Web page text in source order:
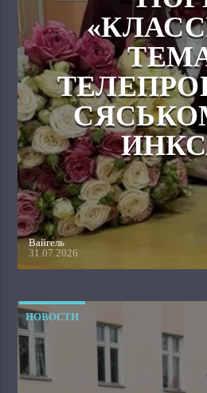
Вайгель
31.07.2026
НОВОСТИ